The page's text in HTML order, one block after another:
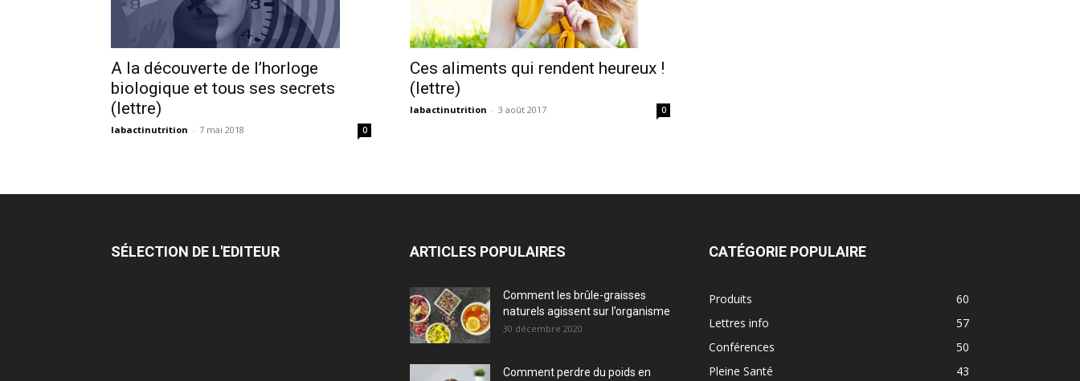
A la découverte de l’horloge
biologique et tous ses secrets
(lettre)
labactinutrition - 7 mai 2018 0
Ces aliments qui rendent heureux !
(lettre)
labactinutrition - 3 août 2017 0
SÉLECTION DE L'EDITEUR ARTICLES POPULAIRES
Comment les brûle-graisses
naturels agissent sur l’organisme
30 décembre 2020
Comment perdre du poids en
CATÉGORIE POPULAIRE
Produits
60
Lettres info
57
Conférences
50
Pleine Santé
43